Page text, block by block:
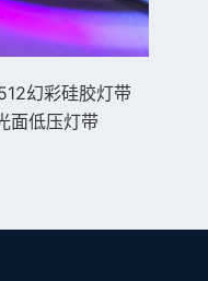
幻彩硅胶灯带
面低压灯带